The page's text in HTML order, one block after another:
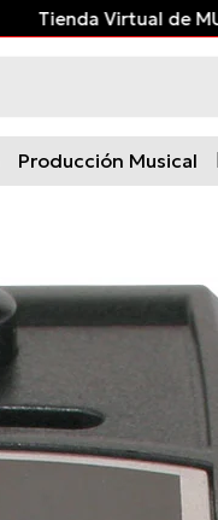
Tienda Virtual de
Producción Musical